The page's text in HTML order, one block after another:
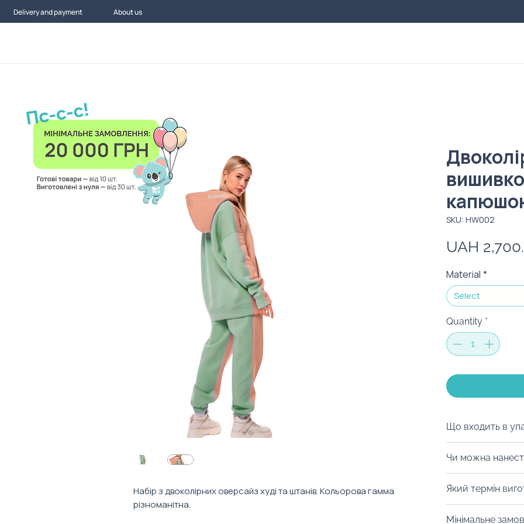
Delivery and payment About us
Набір з двоколірних оверсайз худі та штанів. Кольорова гамма
різноманітна.
SKU: HW002
UAH
Material *
Select
Quantity *
Що входить в
коробку на ваш
матеріалів,
вид пакування.
забрендувати,
святковий
Чи можна
нанести
відшити костюм
Який термін
Мінімальне